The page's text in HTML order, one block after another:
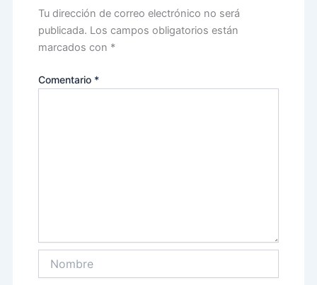
Tu dirección de correo electrónico no será
publicada. Los campos obligatorios están
marcados con *
Comentario *